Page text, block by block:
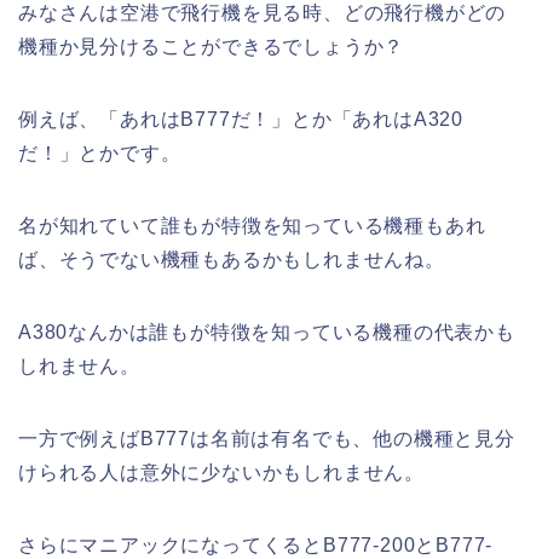
みなさんは空港で飛行機を見る時、どの飛行機がどの
機種か見分けることができるでしょうか？
例えば、「あれはB777だ！」とか「あれはA320
だ！」とかです。
名が知れていて誰もが特徴を知っている機種もあれ
ば、そうでない機種もあるかもしれませんね。
A380なんかは誰もが特徴を知っている機種の代表かも
しれません。
一方で例えばB777は名前は有名でも、他の機種と見分
けられる人は意外に少ないかもしれません。
さらにマニアックになってくるとB777-200とB777-